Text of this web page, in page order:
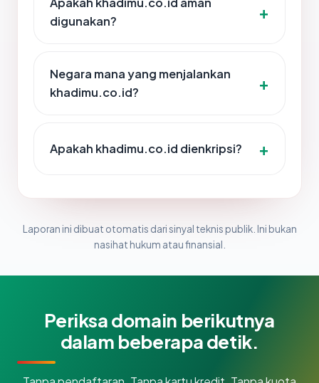
digunakan?
Negara mana yang menjalankan
khadimu.co.id?
Apakah khadimu.co.id dienkripsi?
Laporan ini dibuat otomatis dari sinyal teknis publik. Ini bukan
nasihat hukum atau finansial.
Periksa domain berikutnya
dalam beberapa detik.